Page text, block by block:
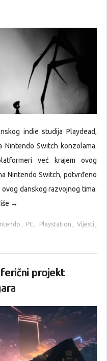
indie studija Playdead,
Switch konzolama.
već krajem ovog
Nintendo Switch, potvrđeno
danskog razvojnog tima.
→
, PC , Playstation , Vijesti ,
projekt